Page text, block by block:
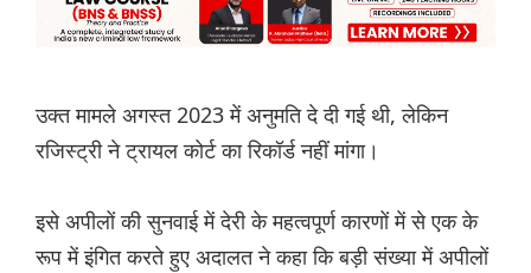
उक्त मामले अगस्त 2023 में अनुमति दे दी गई थी, लेकिन
रजिस्ट्री ने ट्रायल कोर्ट का रिकॉर्ड नहीं मांगा।
इसे अपीलों की सुनवाई में देरी के महत्वपूर्ण कारणों में से एक के
रूप में इंगित करते हुए अदालत ने कहा कि बड़ी संख्या में अपीलों